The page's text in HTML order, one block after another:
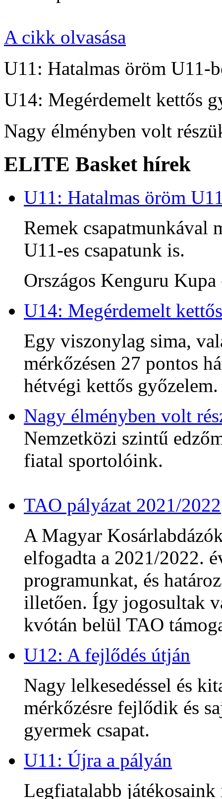
A cikk olvasása
U11: Hatalmas öröm U11-
U14: Megérdemelt kettős
Nagy élményben volt
ELITE Basket hírek
U11: Hatalmas öröm
Remek csapatmunkával
U11-es csapatunk is.
Országos Kenguru
U14: Megérdemelt
Egy viszonylag sima,
mérkőzésen 27 pontos
hétvégi kettős győzelem.
Nagy élményben volt
Nemzetközi szintű
fiatal sportolóink.
TAO pályázat 2021/2022
A Magyar
elfogadta a 2021/2022.
programunkat, és
illetően. Így jogosultak
kvótán belül TAO
U12: A fejlődés útján
Nagy lelkesedéssel és
mérkőzésre fejlődik és
gyermek csapat.
U11: Újra a pályán
Legfiatalabb